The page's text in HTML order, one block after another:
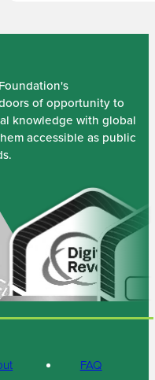
of opportunity to
knowledge with global
accessible as public
FAQ